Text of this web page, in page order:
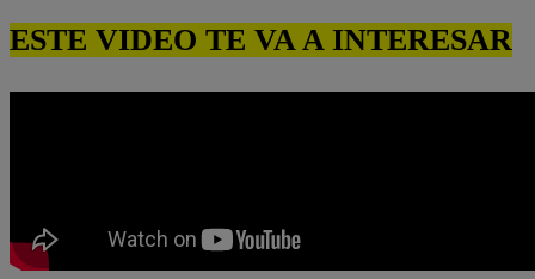
ESTE VIDEO TE VA A INTERESAR